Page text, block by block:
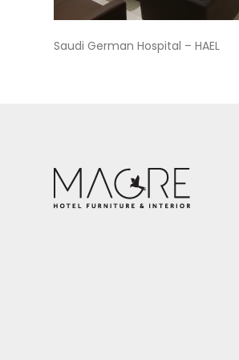
Saudi German Hospital – HAEL